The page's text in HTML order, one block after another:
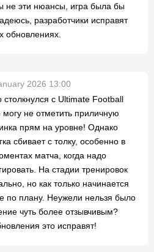
не эти нюансы, игра была бы
разработчики исправят
обновлениях.
2026 13:00
с Ultimate Football
не отметить приличную
прям на уровне! Однако
сбивает с толку, особенно в
матча, когда надо
На стадии тренировок
но как только начинается
по плану. Неужели нельзя было
чуть более отзывчивым?
это исправят!